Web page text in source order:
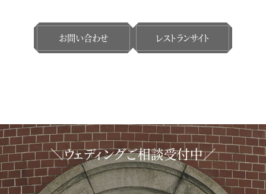
お問い合わせ レストランサイト
＼ウェディングご相談受付中／